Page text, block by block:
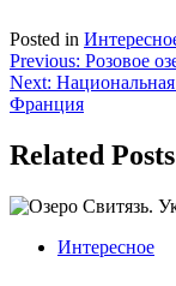
Posted in
Навигация
по
Previous: Розовое
Next: Национальная
Франция
Related Posts
Интересное